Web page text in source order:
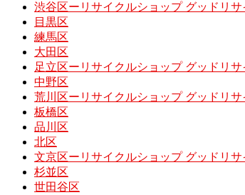
渋谷区ーリサイクルショップ グッドリ
目黒区
練馬区
大田区
足立区ーリサイクルショップ グッドリ
中野区
荒川区ーリサイクルショップ グッドリ
板橋区
品川区
北区
文京区ーリサイクルショップ グッドリ
杉並区
世田谷区